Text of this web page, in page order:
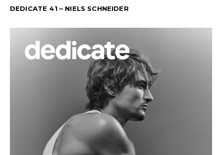
DEDICATE 41 – NIELS SCHNEIDER